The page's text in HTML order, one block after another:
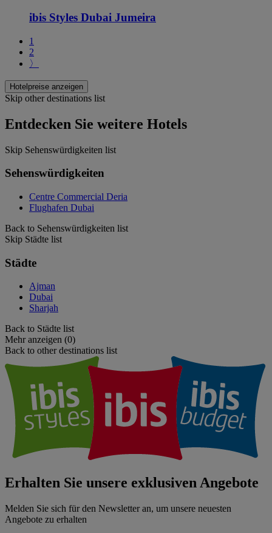
ibis Styles Dubai Jumeira
1
2
〉
Hotelpreise anzeigen
Skip other destinations list
Entdecken Sie weitere Hotels
Skip Sehenswürdigkeiten list
Sehenswürdigkeiten
Centre Commercial Deria
Flughafen Dubai
Back to Sehenswürdigkeiten list
Skip Städte list
Städte
Ajman
Dubai
Sharjah
Back to Städte list
Mehr anzeigen (0)
Back to other destinations list
Erhalten Sie unsere exklusiven Angebote
Melden Sie sich für den Newsletter an, um unsere neuesten
Angebote zu erhalten